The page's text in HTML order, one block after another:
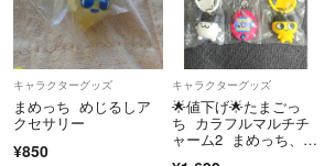
キャラクターグッズ
まめっち めじるしア
クセサリー
¥850
キャラクターグッズ
🌟値下げ🌟たまごっ
ち カラフルマルチチ
ャーム2 まめっち、み